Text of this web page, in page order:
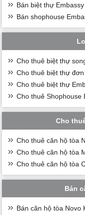
Bán biệt thự
Bán shophouse
Cho thuê biệt thự
Cho thuê biệt thự
Cho thuê biệt thự
Cho thuê Shophouse
Cho
Cho thuê căn hộ tòa
Cho thuê căn hộ tòa
Cho thuê căn hộ tòa
Bán
Bán căn hộ tòa Novo